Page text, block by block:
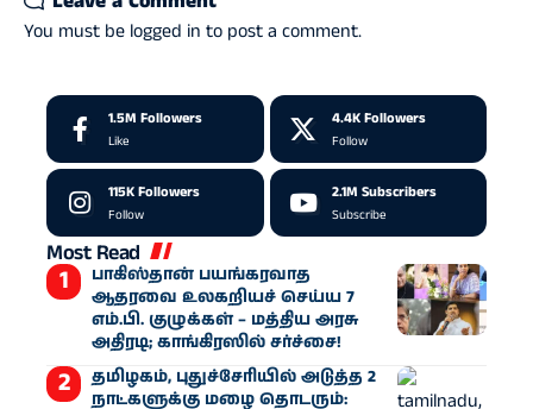
You must be logged in to post a comment.
1.5M Followers
Like
4.4K Followers
Follow
115KFollowers
Follow
2.1M Subscribers
Subscribe
Most Read
பாகிஸ்தான் பயங்கரவாத
ஆதரவை உலகறியச் செய்ய 7
எம்.பி. குழுக்கள் – மத்திய அரசு
அதிரடி; காங்கிரஸில் சர்ச்சை!
தமிழகம், புதுச்சேரியில் அடுத்த 2
நாட்களுக்கு மழை தொடரும்: